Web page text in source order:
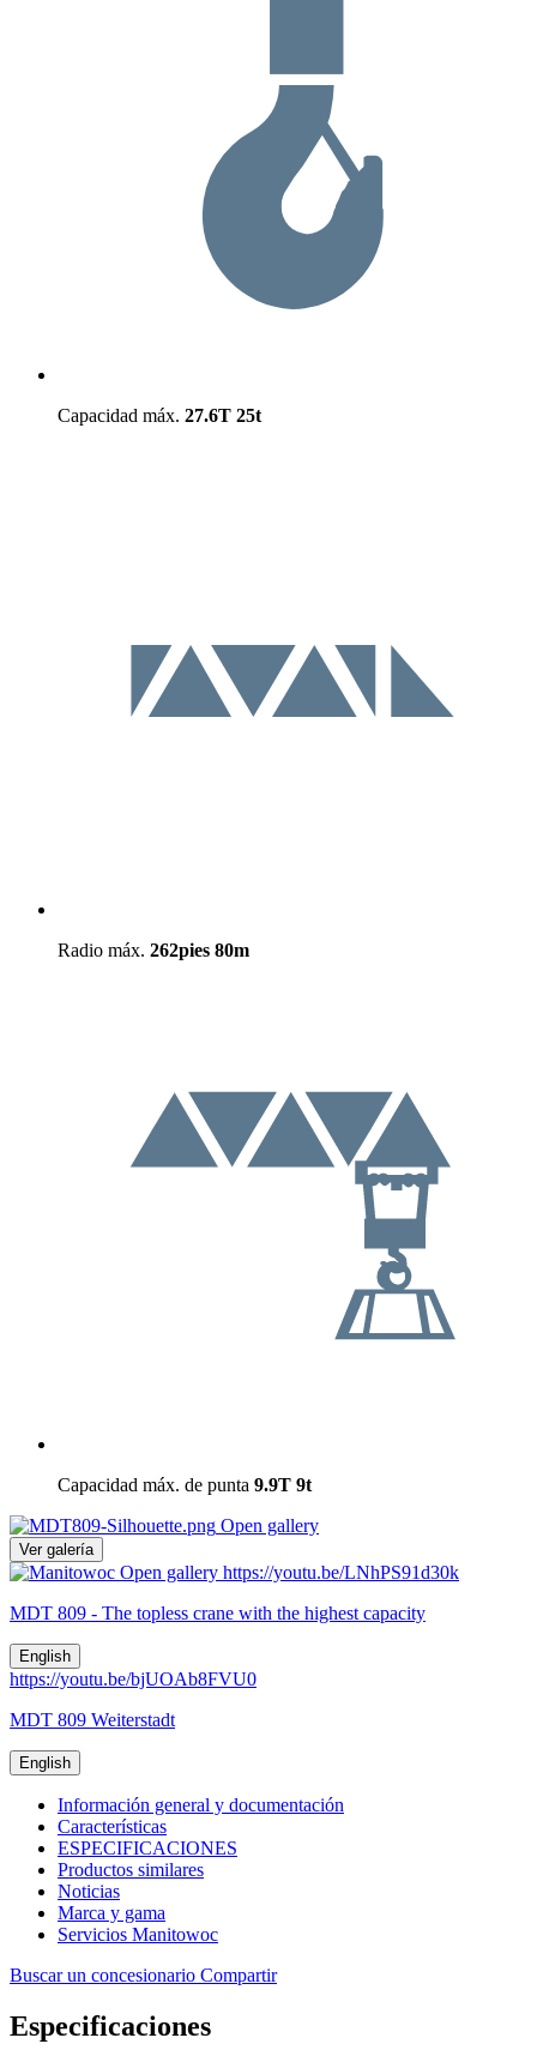
Capacidad máx. 27.6T 25t
Radio máx. 262pies 80m
Capacidad máx. de punta 9.9T 9t
Open gallery
Ver galería
Open gallery https://youtu.be/LNhPS91d30k
MDT 809 - The topless crane with the highest capacity
English
https://youtu.be/bjUOAb8FVU0
MDT 809 Weiterstadt
English
Información general y documentación
Características
ESPECIFICACIONES
Productos similares
Noticias
Marca y gama
Servicios Manitowoc
Buscar un concesionario Compartir
Especificaciones